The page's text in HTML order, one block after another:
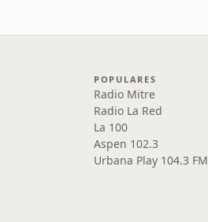
POPULARES
Radio Mitre
Radio La Red
La 100
Aspen 102.3
Urbana Play 104.3 FM